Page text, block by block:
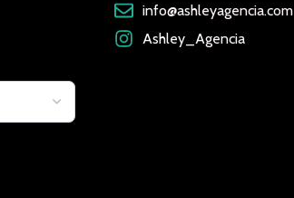
info@ashleyagencia.com
Ashley_Agencia